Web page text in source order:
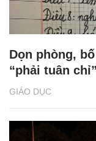
GIÁO DỤC
Dọn phòng,
“phải tuân